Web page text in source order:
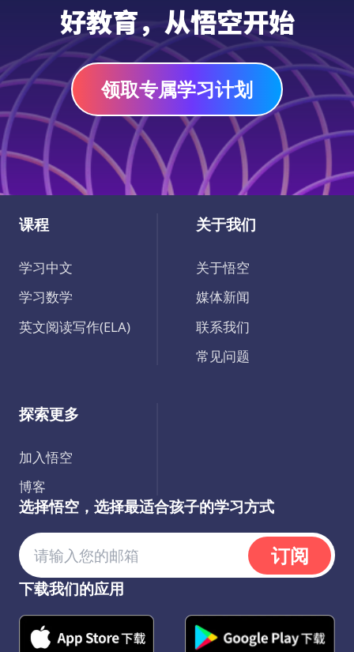
好教育，从悟空开始
领取专属学习计划
课程
学习中文
学习数学
英文阅读写作(ELA)
关于我们
关于悟空
媒体新闻
联系我们
常见问题
探索更多
加入悟空
博客
选择悟空，选择最适合孩子的学习方式
订阅
下载我们的应用